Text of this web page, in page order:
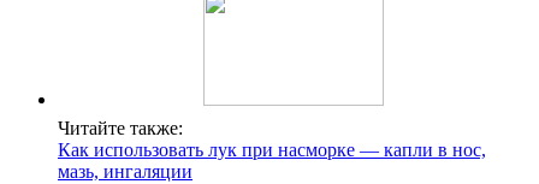
Читайте также:
Как использовать лук при насморке — капли в нос,
мазь, ингаляции